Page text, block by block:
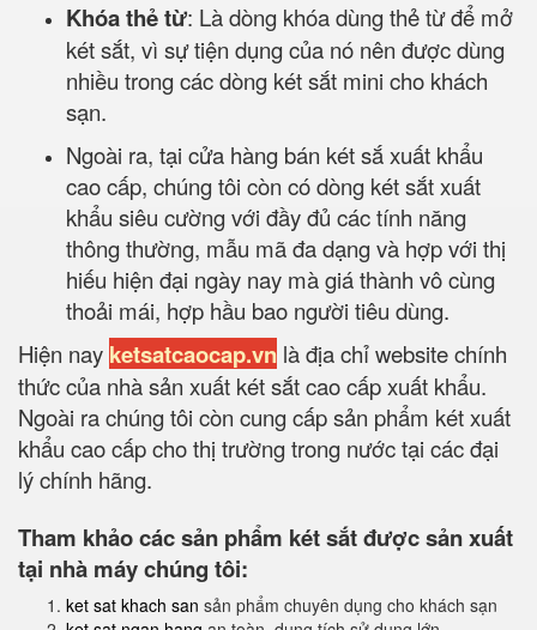
Khóa thẻ từ: Là dòng khóa dùng thẻ từ để mở
két sắt, vì sự tiện dụng của nó nên được dùng
nhiều trong các dòng két sắt mini cho khách
sạn.
Ngoài ra, tại cửa hàng bán két sắ xuất khẩu
cao cấp, chúng tôi còn có dòng két sắt xuất
khẩu siêu cường với đầy đủ các tính năng
thông thường, mẫu mã đa dạng và hợp với thị
hiếu hiện đại ngày nay mà giá thành vô cùng
thoải mái, hợp hầu bao người tiêu dùng.
Hiện nay ketsatcaocap.vn là địa chỉ website chính
thức của nhà sản xuất két sắt cao cấp xuất khẩu.
Ngoài ra chúng tôi còn cung cấp sản phẩm két xuất
khẩu cao cấp cho thị trường trong nước tại các đại
lý chính hãng.
Tham khảo các sản phẩm két sắt được sản xuất
tại nhà máy chúng tôi:
ket sat khach san sản phẩm chuyên dụng cho khách sạn